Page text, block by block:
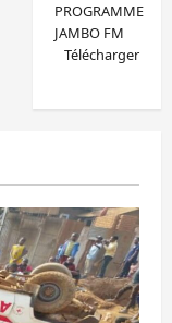
PROGRAMME
JAMBO FM
Télécharger